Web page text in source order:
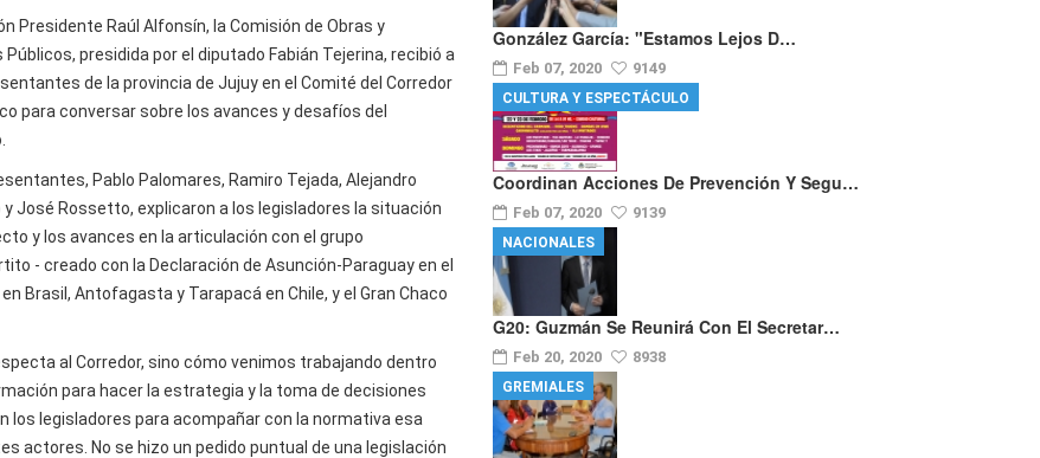
Presidente Raúl Alfonsín, la Comisión de Obras y
Públicos, presidida por el diputado Fabián Tejerina, recibió a
de la provincia de Jujuy en el Comité del Corredor
para conversar sobre los avances y desafíos del
Pablo Palomares, Ramiro Tejada, Alejandro
y José Rossetto, explicaron a los legisladores la situación
y los avances en la articulación con el grupo
- creado con la Declaración de Asunción-Paraguay en el
Brasil, Antofagasta y Tarapacá en Chile, y el Gran Chaco
al Corredor, sino cómo venimos trabajando dentro
para hacer la estrategia y la toma de decisiones
los legisladores para acompañar con la normativa esa
actores. No se hizo un pedido puntual de una legislación
González García: "Estamos Lejos D…
Feb 07, 2020 9149
Coordinan Acciones De Prevención Y Segu…
Feb 07, 2020 9139
CULTURA Y ESPECTÁCULO
G20: Guzmán Se Reunirá Con El Secretar…
Feb 20, 2020 8938
NACIONALES
GREMIALES